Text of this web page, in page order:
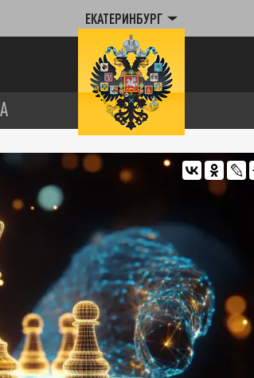
ЕКАТЕРИНБУРГ